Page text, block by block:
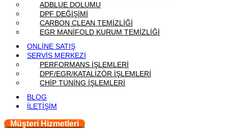
ADBLUE DOLUMU
DPF DEĞİŞİMİ
CARBON CLEAN TEMİZLİĞİ
EGR MANİFOLD KURUM TEMİZLİĞİ
ONLİNE SATIŞ
SERVİS MERKEZİ
PERFORMANS İŞLEMLERİ
DPF/EGR/KATALİZÖR İŞLEMLERİ
CHİP TUNİNG İŞLEMLERİ
BLOG
İLETİŞİM
Müşteri Hizmetleri